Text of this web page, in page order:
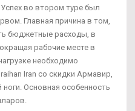
во втором туре был
Главная причина в том,
бюджетные расходы, в
рабочие месте в
необходимо
Iran со скидки Армавир,
Основная особенность